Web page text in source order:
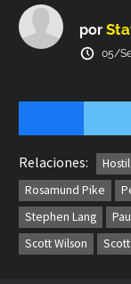
por
05/
Relaciones:
Rosamund Pike
Stephen Lang
Scott Wilson